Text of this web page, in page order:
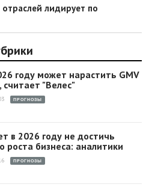
лидирует по
году может нарастить GMV
считает "Велес"
ПРОГНОЗЫ
в 2026 году не достичь
роста бизнеса: аналитики
ПРОГНОЗЫ